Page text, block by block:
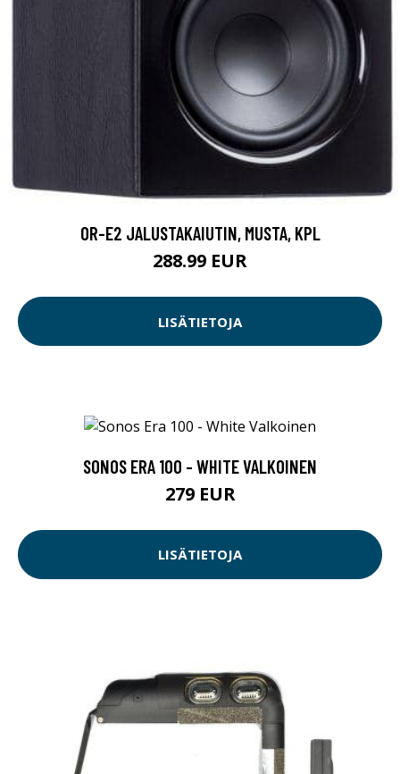
OR-E2 JALUSTAKAIUTIN, MUSTA, KPL
288.99 EUR
LISÄTIETOJA
SONOS ERA 100 - WHITE VALKOINEN
279 EUR
LISÄTIETOJA